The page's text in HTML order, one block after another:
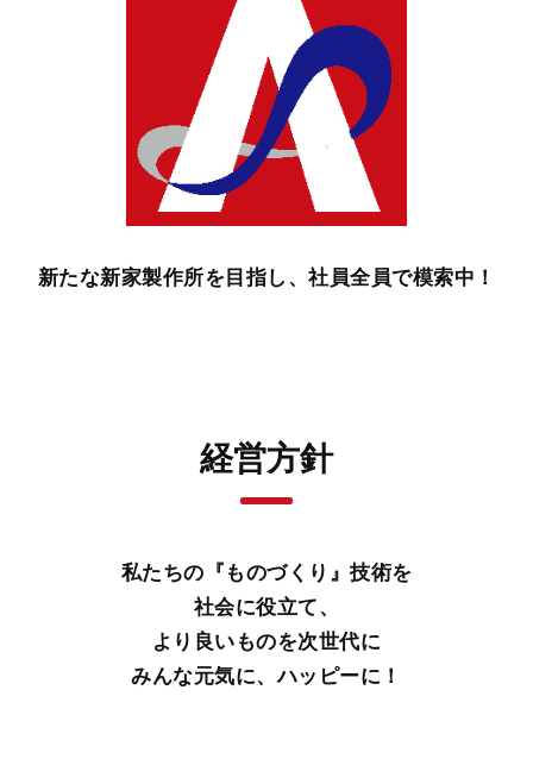
新たな新家製作所を目指し、社員全員で模索中！
経営方針
私たちの『ものづくり』技術を
社会に役立て、
より良いものを次世代に
みんな元気に、ハッピーに！